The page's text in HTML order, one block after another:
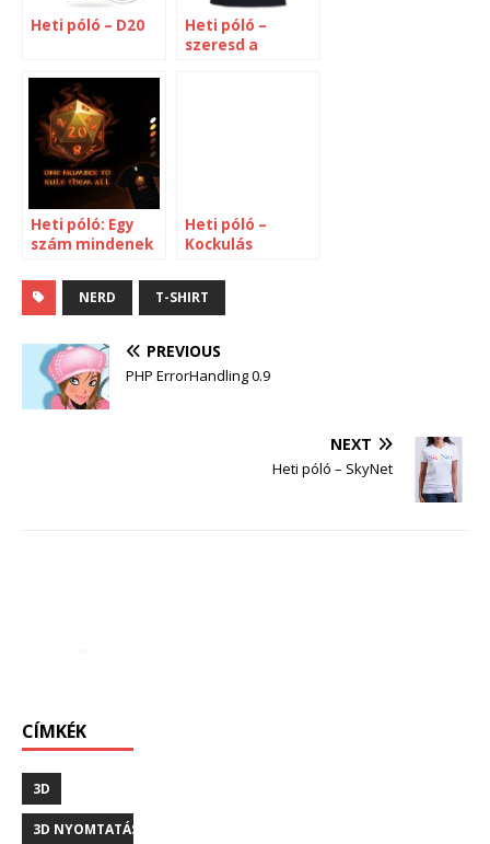
Heti póló – D20
Heti póló –
szeresd a
Heti póló: Egy
szám mindenek
Heti póló –
Kockulás
NERD T-SHIRT
PREVIOUS
PHP ErrorHandling 0.9
NEXT
Heti póló – SkyNet
CÍMKÉK
3D
3D NYOMTATÁS